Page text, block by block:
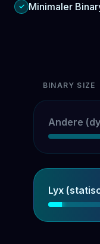
✓ Minimaler
BINARY SIZE
Andere
Lyx